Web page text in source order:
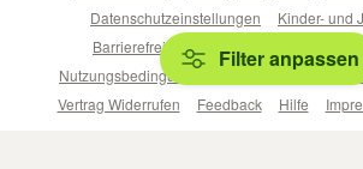
Filter anpassen
Datenschutzeinstellungen
Kinder- und
Barrierefreiheitserklärung
Nutzungsbedingungen
Beliebte Suchen
Vertrag Widerrufen
Feedback Hilfe